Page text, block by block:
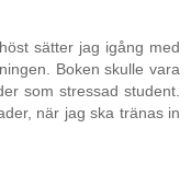
sätter jag igång med
Boken skulle vara
som stressad student.
när jag ska tränas in